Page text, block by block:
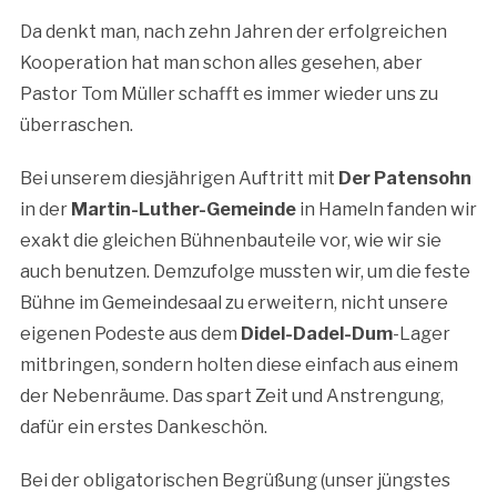
Da denkt man, nach zehn Jahren der erfolgreichen
Kooperation hat man schon alles gesehen, aber
Pastor Tom Müller schafft es immer wieder uns zu
überraschen.
Bei unserem diesjährigen Auftritt mit Der Patensohn
in der Martin-Luther-Gemeindein Hameln fanden wir
exakt die gleichen Bühnenbauteile vor, wie wir sie
auch benutzen. Demzufolge mussten wir, um die feste
Bühne im Gemeindesaal zu erweitern, nicht unsere
eigenen Podeste aus dem Didel-Dadel-Dum-Lager
mitbringen, sondern holten diese einfach aus einem
der Nebenräume. Das spart Zeit und Anstrengung,
dafür ein erstes Dankeschön.
Bei der obligatorischen Begrüßung (unser jüngstes